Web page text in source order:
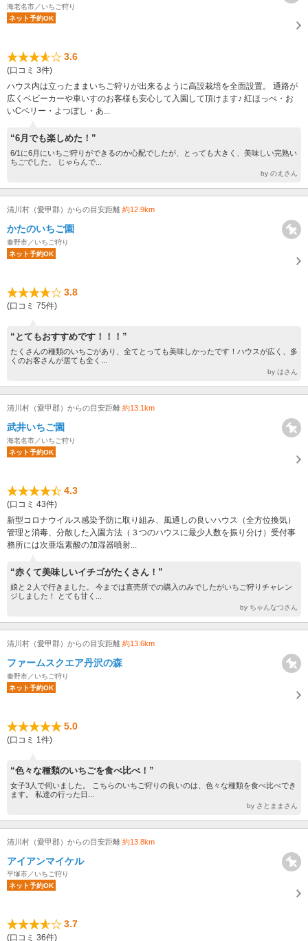
海老名市／いちご狩り
ネット予約OK
3.6
(口コミ 3件)
ハウス内は立ったままいちご狩りが出来るように高設栽培を全面設置。 通路が
広くベビーカーや車いすのお客様も安心して入園して頂けます♪ 紅ほっぺ・お
いCベリー・よつぼし・あ...
“6月でも楽しめた！”
6/1に6月にいちご狩りができるのか心配でしたが、とっても大きく、美味しい完熟い
ちごでした。 じゃらんで...
by のえさん
清川村（愛甲郡）からの目安距離 約12.9km
かたのいちご園
秦野市／いちご狩り
ネット予約OK
3.8
(口コミ 75件)
“とてもおすすめです！！！”
たくさんの種類のいちごがあり、全てとっても美味しかったです！ハウスが広く、多
くのお客さんが居ても全く...
by はさん
清川村（愛甲郡）からの目安距離 約13.1km
武井いちご園
海老名市／いちご狩り
ネット予約OK
4.3
(口コミ 43件)
新型コロナウイルス感染予防に取り組み、風通しの良いハウス（全方位換気）
管理と消毒、分散した入園方法（３つのハウスに最少人数を振り分け）受付事
務所には次亜塩素酸の加湿器噴射...
“赤くて美味しいイチゴがたくさん！”
娘と２人で行きました。 今までは直売所での購入のみでしたがいちご狩りチャレン
ジしました！ とても甘く...
by ちゃんなつさん
清川村（愛甲郡）からの目安距離 約13.6km
ファームスクエア丹沢の森
秦野市／いちご狩り
ネット予約OK
5.0
(口コミ 1件)
“色々な種類のいちごを食べ比べ！”
女子3人で伺いました。 こちらのいちご狩りの良いのは、色々な種類を食べ比べでき
ます。 私達の行った日...
by さとままさん
清川村（愛甲郡）からの目安距離 約13.8km
アイアンマイケル
平塚市／いちご狩り
ネット予約OK
3.7
(口コミ 36件)